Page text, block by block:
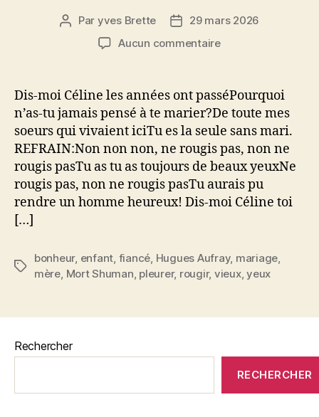
Auteur
Par yves Brette
Date29 mars 2026
Aucun commentairesur
Céline
Dis-moi Céline les années ont passéPourquoi
n’as-tu jamais pensé à te marier?De toute mes
soeurs qui vivaient iciTu es la seule sans mari.
REFRAIN:Non non non, ne rougis pas, non ne
rougis pasTu as tu as toujours de beaux yeuxNe
rougis pas, non ne rougis pasTu aurais pu
rendre un homme heureux! Dis-moi Céline toi
[…]
Étiquettes
bonheur, enfant, fiancé, Hugues Aufray, mariage,
mère, Mort Shuman, pleurer, rougir, vieux,yeux
Rechercher
RECHERCHER